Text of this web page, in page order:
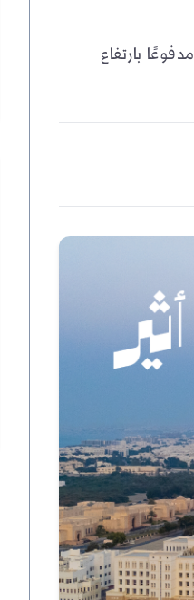
الثالث 2025 ليبلغ 9.9 مليار ريال، مدفوعًا بارتفاع